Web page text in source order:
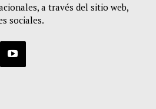
a través del sitio web,
sociales.